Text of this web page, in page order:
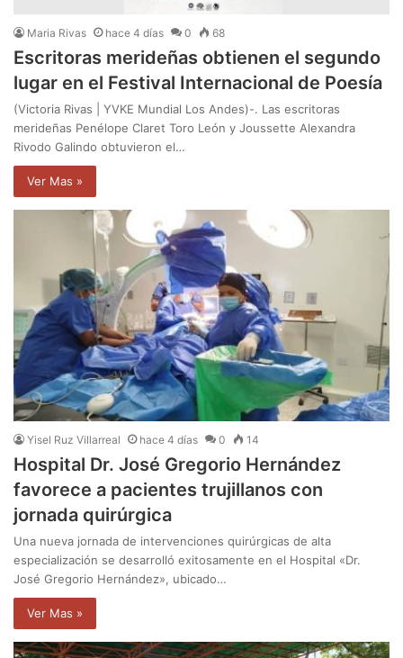
Maria Rivas hace 4 días 0 68
Escritoras merideñas obtienen el segundo
lugar en el Festival Internacional de Poesía
(Victoria Rivas | YVKE Mundial Los Andes)-. Las escritoras
merideñas Penélope Claret Toro León y Joussette Alexandra
Rivodo Galindo obtuvieron el…
Ver Mas »
Yisel Ruz Villarreal hace 4 días 0 14
Hospital Dr. José Gregorio Hernández
favorece a pacientes trujillanos con
jornada quirúrgica
Una nueva jornada de intervenciones quirúrgicas de alta
especialización se desarrolló exitosamente en el Hospital «Dr.
José Gregorio Hernández», ubicado…
Ver Mas »